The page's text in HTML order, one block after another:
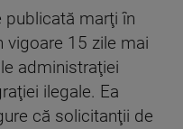
publicată marţi în
vigoare 15 zile mai
administraţiei
ilegale. Ea
că solicitanţii de